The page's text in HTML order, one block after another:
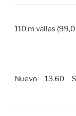
110 m vallas
Nuevo 13.60